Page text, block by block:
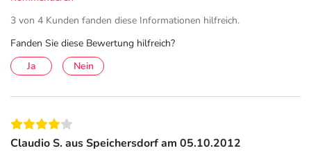
3 von 4 Kunden fanden diese Informationen hilfreich.
Fanden Sie diese Bewertung hilfreich?
Ja
Nein
Claudio S. aus Speichersdorf am 05.10.2012